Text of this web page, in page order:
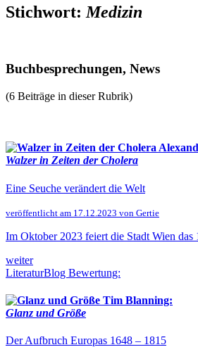
Stichwort: Medizin
Buchbesprechungen, News
(6 Beiträge in dieser Rubrik)
Walzer in Zeiten der Cholera
Eine Seuche verändert die Welt
veröffentlicht am 17.12.2023 von Gertie
Im Oktober 2023 feiert die Stadt Wien
weiter
LiteraturBlog Bewertung:
Tim Blanning:
Glanz und Größe
Der Aufbruch Europas 1648 – 1815